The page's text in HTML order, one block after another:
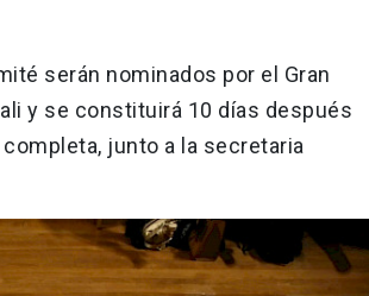
serán nominados por el Gran
y se constituirá 10 días después
junto a la secretaria